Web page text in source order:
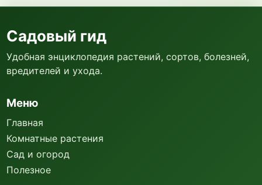
Садовый гид
Удобная энциклопедия растений, сортов, болезней,
вредителей и ухода.
Меню
Главная
Комнатные растения
Сад и огород
Полезное